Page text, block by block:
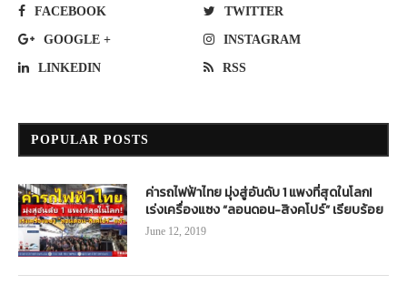
FACEBOOK TWITTER
GOOGLE + INSTAGRAM
LINKEDIN RSS
POPULAR POSTS
ค่ารถไฟฟ้าไทย มุ่งสู่อันดับ 1 แพงที่สุดในโลก!
เร่งเครื่องแซง “ลอนดอน-สิงคโปร์” เรียบร้อย
June 12, 2019